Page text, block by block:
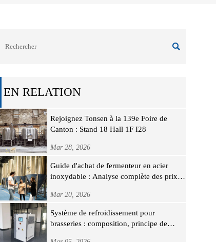

EN RELATION
Rejoignez Tonsen à la 139e Foire de
Canton : Stand 18 Hall 1F I28
Mar 28, 2026
Guide d'achat de fermenteur en acier
inoxydable : Analyse complète des prix,
fabricant
Mar 20, 2026
Système de refroidissement pour
brasseries : composition, principe de